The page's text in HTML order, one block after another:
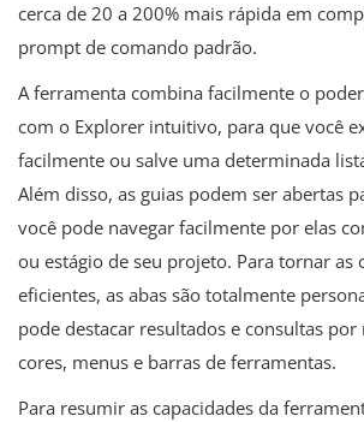
cerca de 20 a 200% mais rápida em
prompt de comando padrão.
A ferramenta combina facilmente o
com o Explorer intuitivo, para que você
facilmente ou salve uma determinada
Além disso, as guias podem ser abertas
você pode navegar facilmente por elas
ou estágio de seu projeto. Para tornar as
eficientes, as abas são totalmente
pode destacar resultados e consultas por
cores, menus e barras de ferramentas.
Para resumir as capacidades da